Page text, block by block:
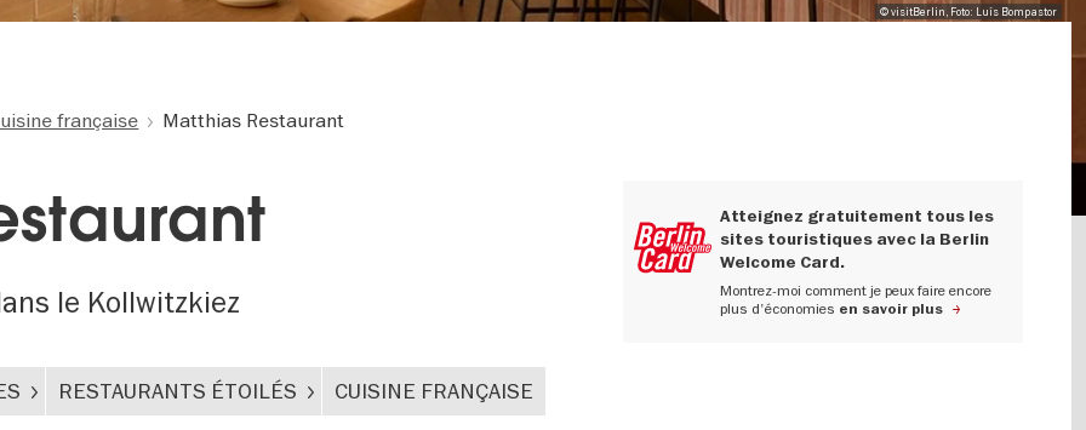
© visitBerlin, Foto: Luís Bompastor
française Matthias Restaurant
le Kollwitzkiez
Atteignez gratuitement tous les
sites touristiques avec la Berlin
Welcome Card.
Montrez-moi comment je peux faire encore
plus d'économies en savoir plus
RESTAURANTS ÉTOILÉS CUISINE FRANÇAISE